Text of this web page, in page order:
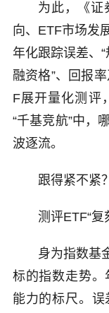
为此，《证
向、ETF市场发
年化跟踪误差、
融资格”、回报
F展开量化测评
“千基竞航”中，
波逐流。
跟得紧不紧？
测评ETF“复
身为指数基
标的指数走势。
能力的标尺。